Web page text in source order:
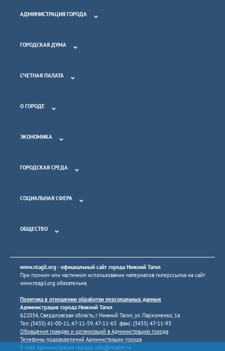
АДМИНИСТРАЦИЯ ГОРОДА
ГОРОДСКАЯ ДУМА
СЧЕТНАЯ ПАЛАТА
О ГОРОДЕ
ЭКОНОМИКА
ГОРОДСКАЯ СРЕДА
СОЦИАЛЬНАЯ СФЕРА
ОБЩЕСТВО
www.ntagil.org - официальный сайт города Нижний Тагил
При полном или частичном использовании материалов гиперссылка на сайт
www.ntagil.org обязательна.
Политика в отношении обработки персональных данных
Администрация города Нижний Тагил
622034, Свердловская область, г. Нижний Тагил, ул. Пархоменко, 1а
Тел. (3435) 41-00-11, 47-11-59, 47-11-63 факс: (3435) 47-11-93
Обращения граждан и организаций в Администрацию города
Телефоны подразделений Администрации города
E-mail Администрации города: odo@ntadm.ru